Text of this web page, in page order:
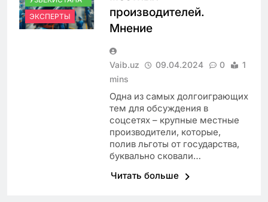
ЭКСПЕРТЫ
производителей.
Мнение
Vaib.uz 09.04.2024 0
1
mins
Одна из самых долгоиграющих
тем для обсуждения в
соцсетях – крупные местные
производители, которые,
полив льготы от государства,
буквально сковали…
Читать больше